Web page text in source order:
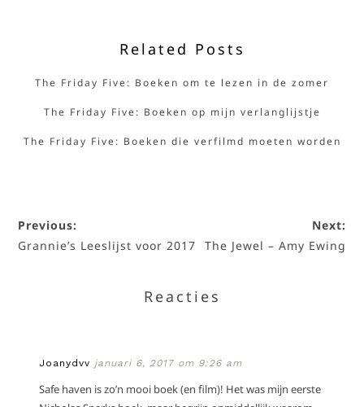
Related Posts
The Friday Five: Boeken om te lezen in de zomer
The Friday Five: Boeken op mijn verlanglijstje
The Friday Five: Boeken die verfilmd moeten worden
Previous:
Grannie’s Leeslijst voor 2017
Next:
The Jewel – Amy Ewing
Reacties
Joanydvv januari 6, 2017 om 9:26 am
Safe haven is zo’n mooi boek (en film)! Het was mijn eerste